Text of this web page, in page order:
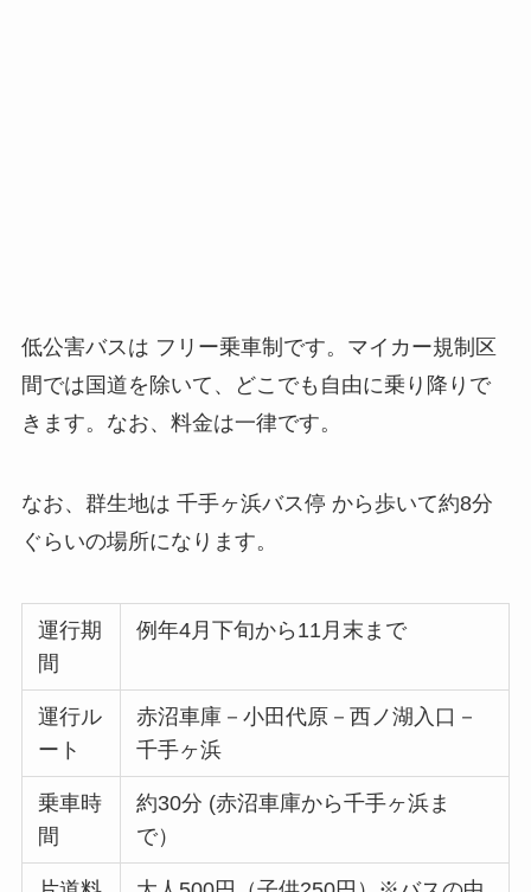
低公害バスは フリー乗車制です。 マイカー規制区
間では国道を除いて、どこでも自由に乗り降りで
きます。なお、 料金は一律です。
なお、群生地は 千手ヶ浜バス停 から歩いて約8分
ぐらいの場所になります。
運行期
間
例年4月下旬から11月末まで
運行ル
ート
赤沼車庫－小田代原－西ノ湖入口－
千手ヶ浜
乗車時
間
約30分 (赤沼車庫から千手ヶ浜ま
で）